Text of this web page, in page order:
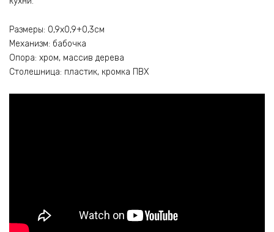
Размеры: 0,9х0,9+0,3см
Механизм: бабочка
Опора: хром, массив дерева
Столешница: пластик, кромка ПВХ